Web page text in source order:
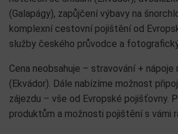
(Galapágy), zapůjčení výbavy na
komplexní cestovní pojištění od
služby českého průvodce a
Cena neobsahuje – stravování + nápoje
(Ekvádor). Dále nabízíme možnost
zájezdu – vše od Evropské pojišťovny.
produktům a možnosti pojištění s vámi